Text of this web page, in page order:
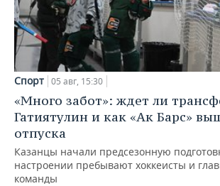
Спорт 05 авг, 15:30
«Много забот»: ждет ли
Гатиятулин и как «Ак Барс»
отпуска
Казанцы начали предсезонную
настроении пребывают хоккеисты и
команды